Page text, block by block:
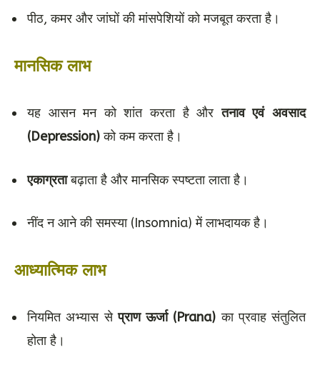
पीठ, कमर और जांघों की मांसपेशियों को मजबूत करता है।
मानसिक लाभ
यह आसन मन को शांत करता है औरतनाव एवं अवसाद
(Depression)को कम करता है।
एकाग्रताबढ़ाता है और मानसिक स्पष्टता लाता है।
नींद न आने की समस्या (Insomnia) में लाभदायक है।
आध्यात्मिक लाभ
नियमित अभ्यास सेप्राण ऊर्जा (Prana) का प्रवाह संतुलित
होता है।